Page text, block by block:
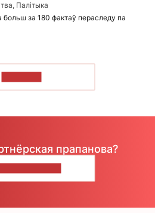
Палітыка
за 180 фактаў пераследу па
прапанова?